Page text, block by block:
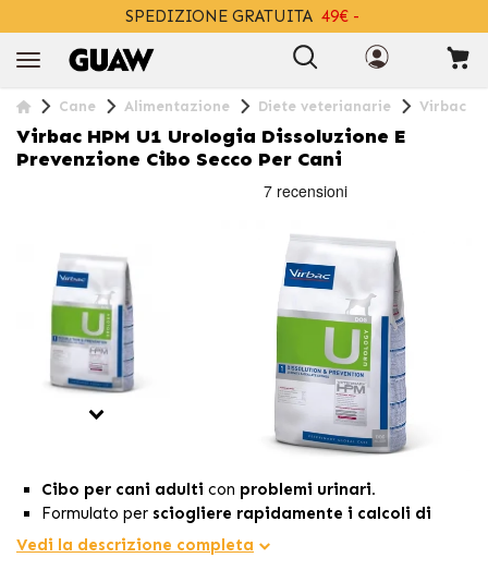
SPEDIZIONE GRATUITA 49€ -
Cane Alimentazione Diete veterianarie Virbac
Virbac HPM U1 Urologia Dissoluzione E
Prevenzione Cibo Secco Per Cani
Cibo per cani adulti con problemi urinari.
Formulato per sciogliere rapidamente i calcoli di
struvite, offrendo una soluzione efficace a questo
Vedi la descrizione completa